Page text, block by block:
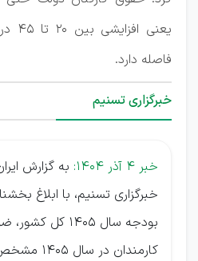
فاصله دارد.
خبرگزاری تسنیم
خبر 4 آذر 1404:
به گزارش
خبرگزاری تسنیم، با ابلاغ
بودجه سال 1405
کارمندان در سال 1405 مشخص شد.